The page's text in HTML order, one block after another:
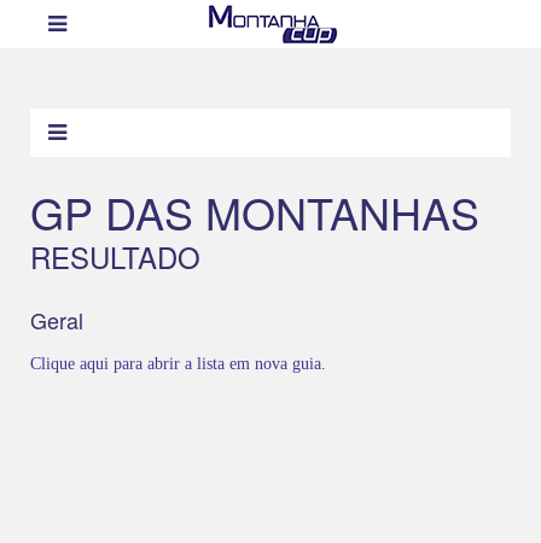
GP DAS MONTANHAS
RESULTADO
Geral
Clique aqui para abrir a lista em nova guia.